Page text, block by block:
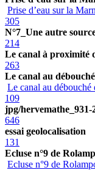
Prise d’eau sur la
305
N°7_Une autre
214
Le canal à proximité
263
Le canal au
Le canal au débouché
109
jpg/hervemathe_931-
646
essai geolocalisation
131
Ecluse n°9 de
Ecluse n°9 de